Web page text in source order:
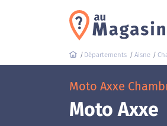
Départements Aisne
Moto Axxe
Moto Axxe